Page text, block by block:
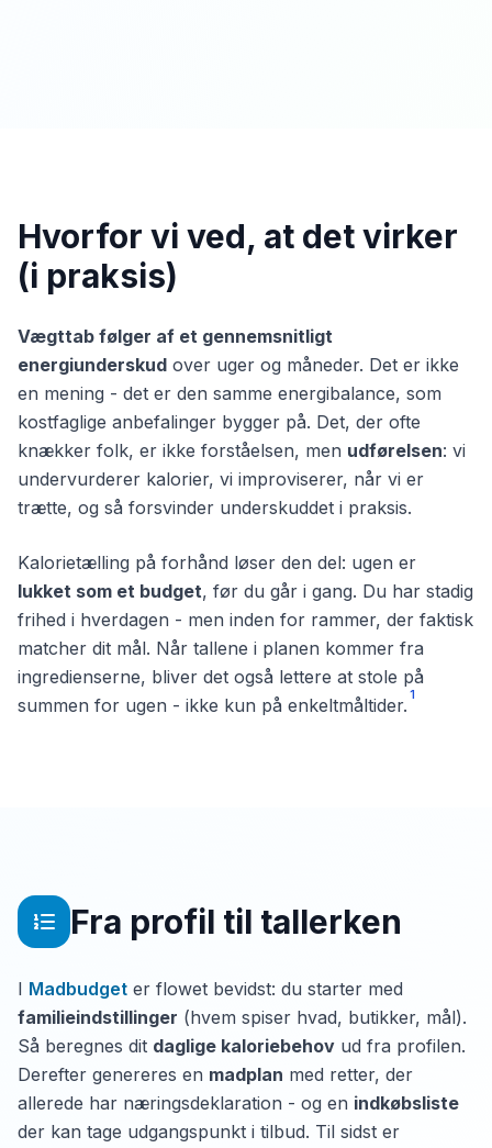
Hvorfor vi ved, at det virker
(i praksis)
Vægttab følger af et gennemsnitligt
energiunderskud over uger og måneder. Det er ikke
en mening - det er den samme energibalance, som
kostfaglige anbefalinger bygger på. Det, der ofte
knækker folk, er ikke forståelsen, men udførelsen: vi
undervurderer kalorier, vi improviserer, når vi er
trætte, og så forsvinder underskuddet i praksis.
Kalorietælling på forhånd løser den del: ugen er
lukket som et budget, før du går i gang. Du har stadig
frihed i hverdagen - men inden for rammer, der faktisk
matcher dit mål. Når tallene i planen kommer fra
ingredienserne, bliver det også lettere at stole på
summen for ugen - ikke kun på enkeltmåltider. 1
Fra profil til tallerken
I Madbudget er flowet bevidst: du starter med
familieindstillinger (hvem spiser hvad, butikker, mål).
Så beregnes dit daglige kaloriebehov ud fra profilen.
Derefter genereres en madplan med retter, der
allerede har næringsdeklaration - og en indkøbsliste
der kan tage udgangspunkt i tilbud. Til sidst er